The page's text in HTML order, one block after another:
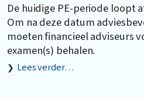
De huidige PE-periode loopt
Om na deze datum
moeten financieel adviseurs
examen(s) behalen.
Lees verder…